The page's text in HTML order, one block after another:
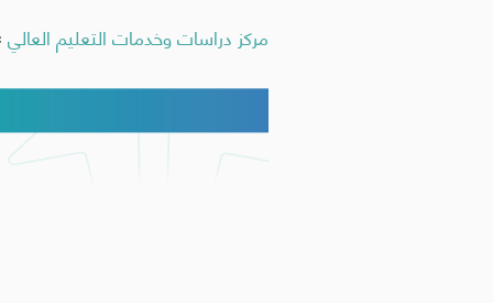
مركز دراسات وخدمات التعليم العالي